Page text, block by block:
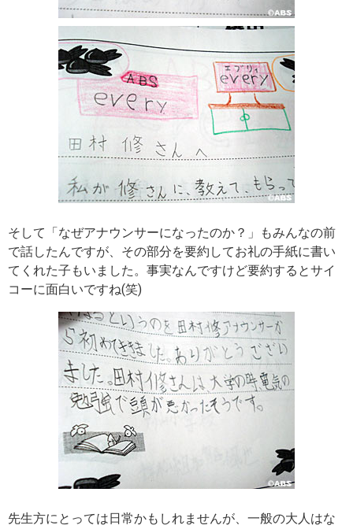
そして「なぜアナウンサーになったのか？」もみんなの前
で話したんですが、その部分を要約してお礼の手紙に書い
てくれた子もいました。事実なんですけど要約するとサイ
コーに面白いですね(笑)
先生方にとっては日常かもしれませんが、一般の大人はな